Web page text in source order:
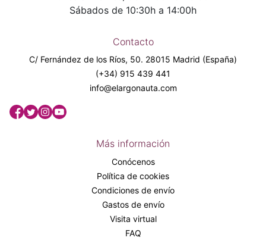
Sábados de 10:30h a 14:00h
Contacto
C/ Fernández de los Ríos, 50. 28015 Madrid (España)
(+34) 915 439 441
info@elargonauta.com
Más información
Conócenos
Política de cookies
Condiciones de envío
Gastos de envío
Visita virtual
FAQ